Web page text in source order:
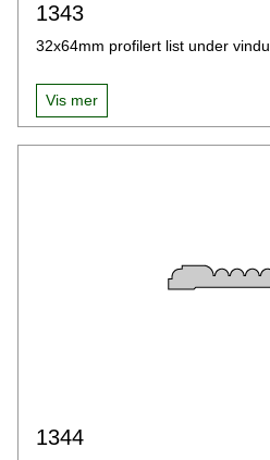
1343
32x64mm profilert list under vindu
Vis mer
1344